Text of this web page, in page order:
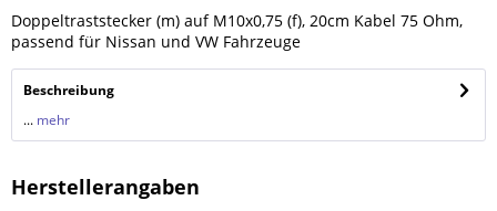
Doppeltraststecker (m) auf M10x0,75 (f), 20cm Kabel 75 Ohm,
passend für Nissan und VW Fahrzeuge
Beschreibung
... mehr
Herstellerangaben